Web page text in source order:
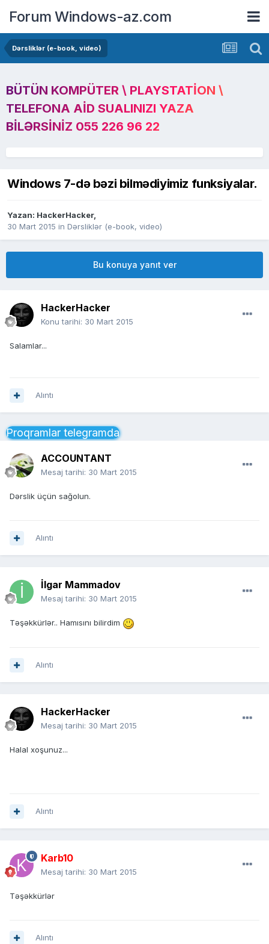
Forum Windows-az.com
Dərsliklər (e-book, video)
BÜTÜN KOMPÜTER \ PLAYSTATION \
TELEFONA AID SUALINIZI YAZA
BILƏRSINIZ 055 226 96 22
Windows 7-də bəzi bilmədiyimiz funksiyalar.
Yazan: HackerHacker,
30 Mart 2015 in Dərsliklər (e-book, video)
Bu konuya yanıt ver
HackerHacker
Konu tarihi: 30 Mart 2015
Salamlar...
Alıntı
Proqramlar telegramda
ACCOUNTANT
Mesaj tarihi: 30 Mart 2015
Dərslik üçün sağolun.
Alıntı
İlgar Mammadov
Mesaj tarihi: 30 Mart 2015
Təşəkkürlər.. Hamısını bilirdim
Alıntı
HackerHacker
Mesaj tarihi: 30 Mart 2015
Halal xoşunuz...
Alıntı
Karb10
Mesaj tarihi: 30 Mart 2015
Təşəkkürlər
Alıntı